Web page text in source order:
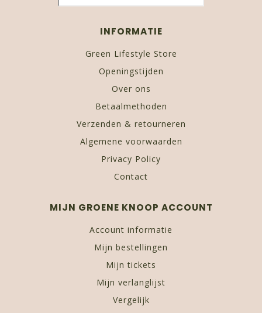
INFORMATIE
Green Lifestyle Store
Openingstijden
Over ons
Betaalmethoden
Verzenden & retourneren
Algemene voorwaarden
Privacy Policy
Contact
MIJN GROENE KNOOP ACCOUNT
Account informatie
Mijn bestellingen
Mijn tickets
Mijn verlanglijst
Vergelijk